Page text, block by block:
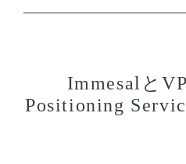
Immesalと
Positioning